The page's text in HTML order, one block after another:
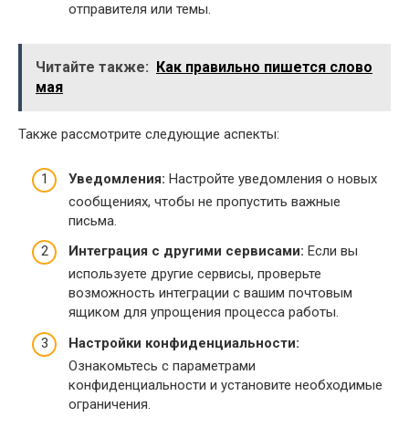
отправителя или темы.
Читайте также: Как правильно пишется слово
мая
Также рассмотрите следующие аспекты:
Уведомления: Настройте уведомления о новых
сообщениях, чтобы не пропустить важные
письма.
Интеграция с другими сервисами: Если вы
используете другие сервисы, проверьте
возможность интеграции с вашим почтовым
ящиком для упрощения процесса работы.
Настройки конфиденциальности:
Ознакомьтесь с параметрами
конфиденциальности и установите необходимые
ограничения.